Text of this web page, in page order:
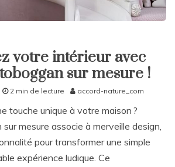
votre intérieur avec
sur mesure !
2 min de lecture accord-nature_com
touche unique à votre maison ?
sur mesure associe à merveille design,
pour transformer une simple
expérience ludique. Ce